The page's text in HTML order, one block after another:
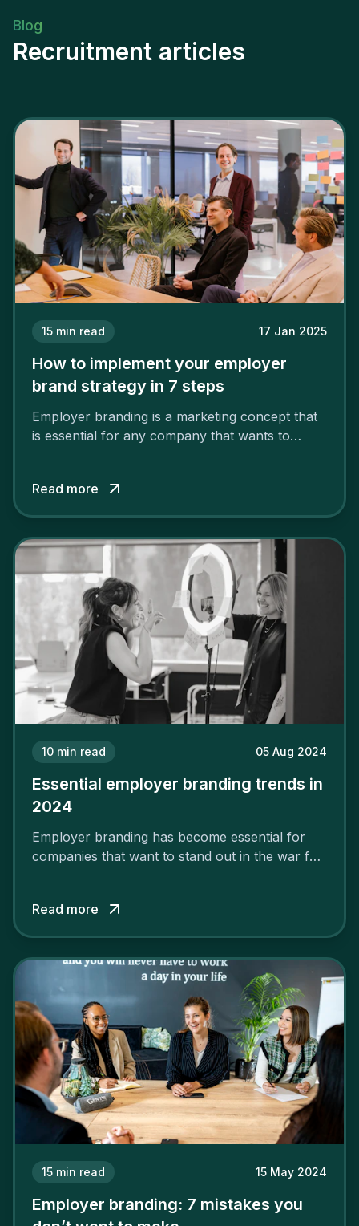
Blog
Recruitment articles
15 min read 17 Jan 2025
How to implement your employer
brand strategy in 7 steps
Employer branding is a marketing concept that
is essential for any company that wants to
solid and positive employer brand are clear, you
cannot simply wave a magic wand for it to be
Read more
10 min read 05 Aug 2024
Essential employer branding trends in
2024
Employer branding has become essential for
companies that want to stand out in the war for
attract the best profiles.
Read more
15 min read 15 May 2024
Employer branding: 7 mistakes you